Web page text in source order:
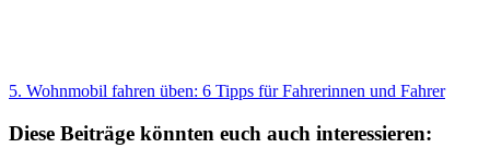
5. Wohnmobil fahren üben: 6 Tipps für Fahrerinnen und Fahrer
Diese Beiträge könnten euch auch interessieren: